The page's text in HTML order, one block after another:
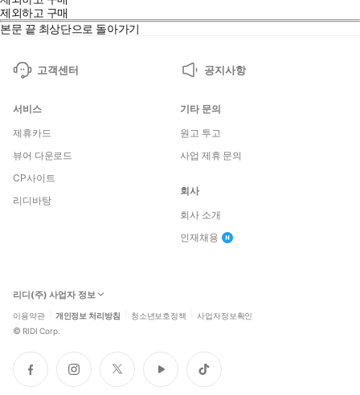
제외하고 구매
본문 끝 최상단으로 돌아가기
고객센터 공지사항
서비스
제휴카드
뷰어 다운로드
CP사이트
리디바탕
기타 문의
원고 투고
사업 제휴 문의
회사
회사 소개
인재채용
리디(주) 사업자 정보
이용약관 개인정보 처리방침 청소년보호정책 사업자정보확인
© RIDI Corp.
페
이
인
스
트
위
유
튜
틱
톡